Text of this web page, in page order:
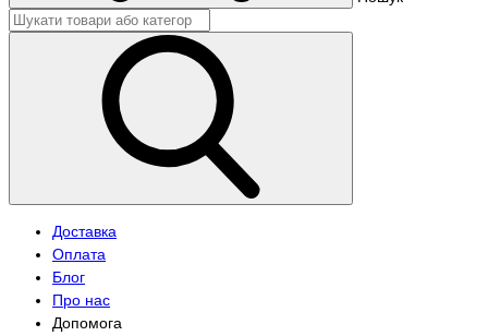
Доставка
Оплата
Блог
Про нас
Допомога